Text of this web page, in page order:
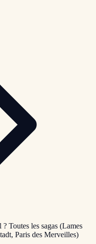
Toutes les sagas (Lames
Paris des Merveilles)